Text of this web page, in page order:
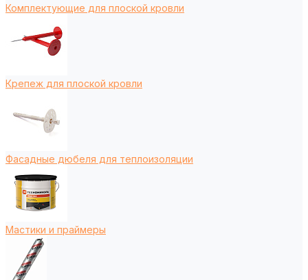
Комплектующие для плоской кровли
Крепеж для плоской кровли
Фасадные дюбеля для теплоизоляции
Мастики и праймеры